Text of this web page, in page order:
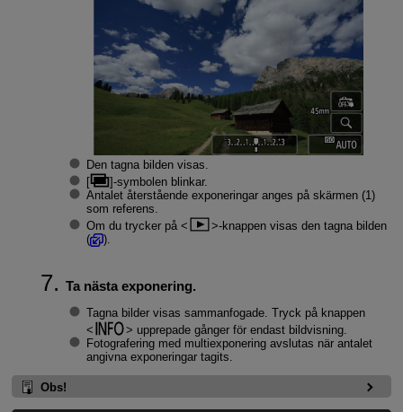
Den tagna bilden visas.
[
]-symbolen blinkar.
Antalet återstående exponeringar anges på skärmen (1)
som referens.
Om du trycker på
-knappen visas den tagna bilden
(
).
Ta nästa exponering.
Tagna bilder visas sammanfogade. Tryck på knappen
upprepade gånger för endast bildvisning.
Fotografering med multiexponering avslutas när antalet
angivna exponeringar tagits.
Obs!